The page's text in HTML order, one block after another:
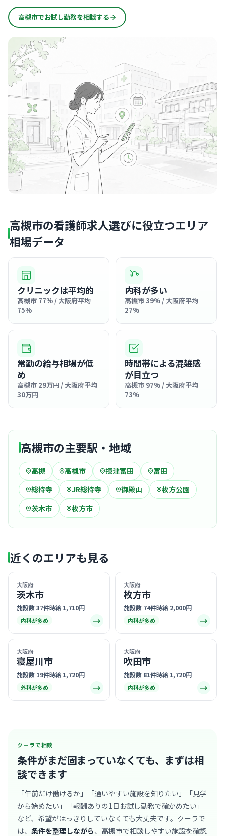
高槻市でお試し勤務を相談する
高槻市の看護師求人選びに役立つエリア
相場データ
クリニックは平均的
高槻市 77% / 大阪府平均
75%
内科が多い
高槻市 39% / 大阪府平均
27%
常勤の給与相場が低
め
高槻市 29万円 / 大阪府平均
30万円
時間帯による混雑感
が目立つ
高槻市 97% / 大阪府平均
73%
高槻市の主要駅・地域
高槻 高槻市 摂津富田
富田
総持寺
JR総持寺 御殿山
枚方公園
茨木市
枚方市
近くのエリアも見る
大阪府
茨木市
施設数 37件時給 1,710円
内科が多め →
大阪府
枚方市
施設数 74件時給 2,000円
内科が多め →
大阪府
寝屋川市
施設数 19件時給 1,720円
外科が多め →
大阪府
吹田市
施設数 81件時給 1,720円
内科が多め →
クーラで相談
条件がまだ固まっていなくても、 まずは相
談できます
「午前だけ働けるか」「通いやすい施設を知りたい」「見学
から始めたい」「報酬ありの1日お試し勤務で確かめたい」
など、希望がはっきりしていなくても大丈夫です。クーラで
は、 条件を整理しながら、高槻市で相談しやすい施設を確認